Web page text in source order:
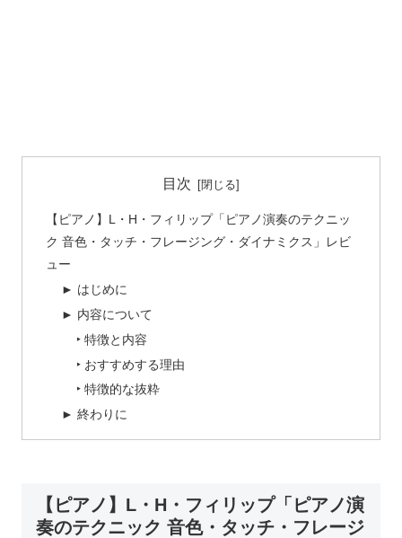
目次
【ピアノ】L・H・フィリップ「ピアノ演奏のテクニッ
ク 音色・タッチ・フレージング・ダイナミクス」レビ
ュー
► はじめに
► 内容について
‣ 特徴と内容
‣ おすすめする理由
‣ 特徴的な抜粋
► 終わりに
【ピアノ】L・H・フィリップ「ピアノ演
奏のテクニック 音色・タッチ・フレージ